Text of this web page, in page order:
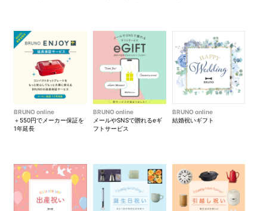
BRUNO online
＋550円でメーカー保証を
1年延長
BRUNO online
メールやSNSで贈れるeギ
フトサービス
BRUNO online
結婚祝いギフト